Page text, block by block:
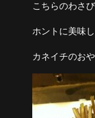
こちらのわさ
ホントに美味
カネイチのお